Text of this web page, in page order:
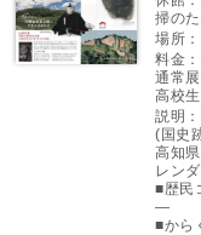
掃の
場所
料金
通常
高校
説明
(国史
高知
レン
■歴民
―
■から